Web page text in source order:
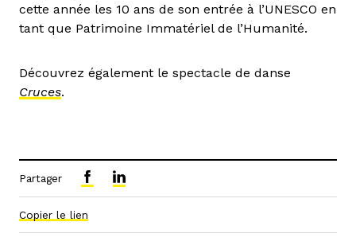
cette année les 10 ans de son entrée à l’UNESCO en
tant que Patrimoine Immatériel de l’Humanité.
Découvrez également le spectacle de danse
Cruces.
Partager
Copier le lien